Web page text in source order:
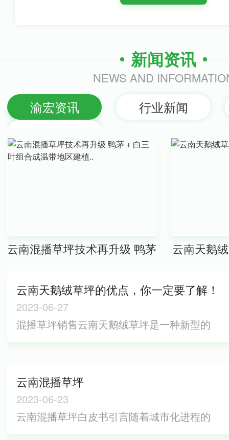
新闻资讯
NEWS AND
渝宏资讯
行业新闻
云南混播草坪技术再升级 鸭茅
植..
云南天鹅
云南天鹅绒草坪的优点，你一定要了解！
2023-06-27
混播草坪销售云南天鹅绒草坪是一种新型的
绍云南天鹅绒草坪的优点。首先，云南天鹅
绒草坪具有非常好的观赏效果。它看起来非
常像真正的草坪，而且非常柔软，触感悦
云南混播草坪
2023-06-23
云南混播草坪白皮书引言随着城市化进程的